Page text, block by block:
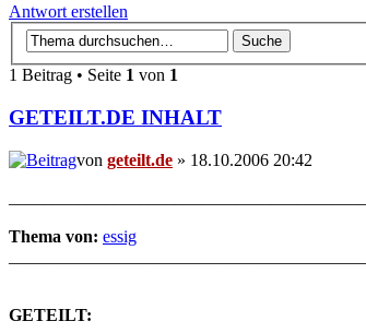
Antwort erstellen
1 Beitrag • Seite 1 von 1
GETEILT.DE INHALT
von geteilt.de » 18.10.2006 20:42
Thema von: essig
GETEILT: